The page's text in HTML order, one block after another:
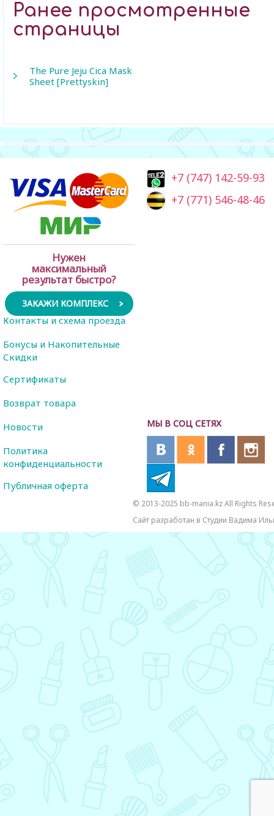
Ранее просмотренные
страницы
The Pure Jeju Cica Mask
Sheet [Prettyskin]
Нужен
максимальный
результат быстро?
ЗАКАЖИ КОМПЛЕКС
+7 (747) 142-59-93
+7 (771) 546-48-46
МЫ В СОЦ СЕТЯХ
Контакты и схема проезда
Бонусы и Накопительные
Скидки
Сертификаты
Возврат товара
Новости
Политика
конфиденциальности
Публичная оферта
© 2013-2025 bb-mania.kz All Rights
Сайт разработан в Студии Вадима